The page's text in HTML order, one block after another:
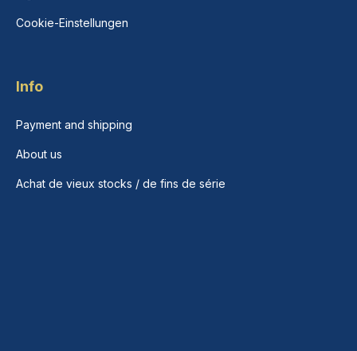
Cookie-Einstellungen
Info
Payment and shipping
About us
Achat de vieux stocks / de fins de série